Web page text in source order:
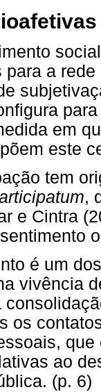
para a
em
este
tem
,
e Cintra
é um
vivência
os
ao
(p. 6)